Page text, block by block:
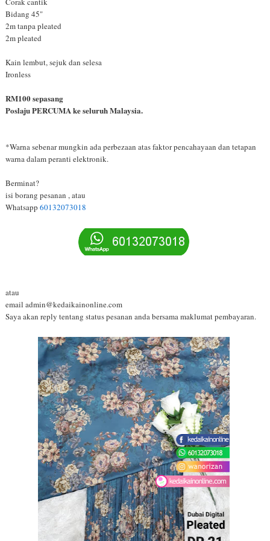
Bidang 45"
2m tanpa pleated
2m pleated
Kain lembut, sejuk dan selesa
Ironless
RM100 sepasang
Poslaju PERCUMA ke seluruh Malaysia.
*Warna sebenar mungkin ada perbezaan atas faktor pencahayaan dan tetapan
warna dalam peranti elektronik.
Berminat?
isi borang pesanan , atau
Whatsapp 60132073018
atau
email admin@kedaikainonline.com
Saya akan reply tentang status pesanan anda bersama maklumat pembayaran.